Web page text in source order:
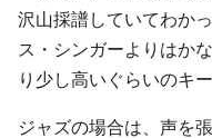
沢山採譜していてわか
ス・シンガーよりはか
り少し高いぐらいのキー
ジャズの場合は、声を